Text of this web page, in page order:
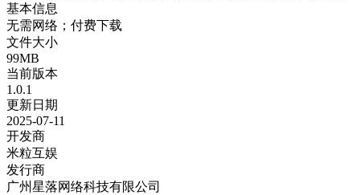
基本信息
无需网络；付费下载
文件大小
99MB
当前版本
1.0.1
更新日期
2025-07-11
开发商
米粒互娱
发行商
广州星落网络科技有限公司